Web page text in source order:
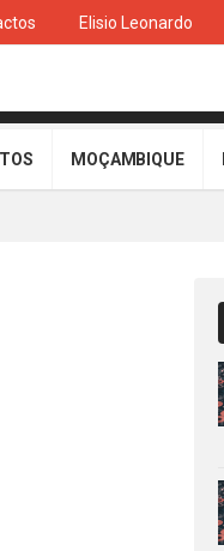
Elisio Leonardo
MOÇAMBIQUE